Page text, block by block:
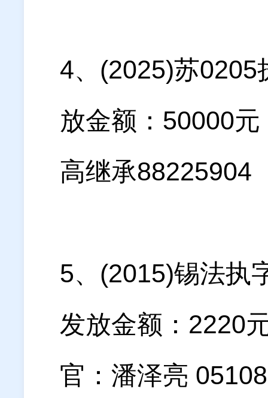
4、(2025)苏0205
放金额：50000
高继承88225904
5、(2015)锡法执
发放金额：2220
官：潘泽亮